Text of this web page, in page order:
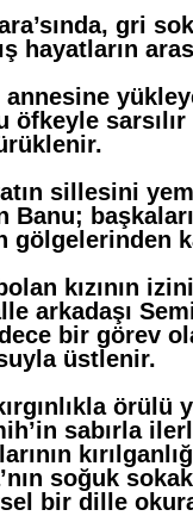
gri
hayatların
annesine
sarsılır
sillesini
Banu;
kızının
arkadaşı
bir görev
üstlenir.
örülü
sabırla
soğuk
bir dille